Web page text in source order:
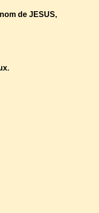
de JESUS,